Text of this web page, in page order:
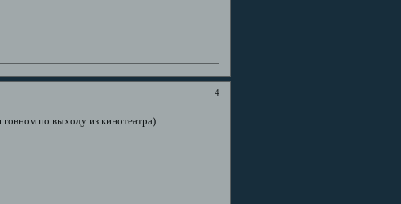
4
говном по выходу из кинотеатра)